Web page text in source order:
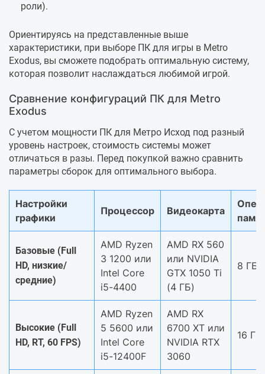
роли).
Ориентируясь на представленные выше
характеристики, при выборе ПК для игры в Metro
Exodus, вы сможете подобрать оптимальную систему,
которая позволит наслаждаться любимой игрой.
Сравнение конфигураций ПК для Metro
Exodus
С учетом мощности ПК для Метро Исход под разный
уровень настроек, стоимость системы может
отличаться в разы. Перед покупкой важно сравнить
параметры сборок для оптимального выбора.
Настройки
графики
Процессор Видеокарта
Базовые (Full
HD, низкие/
средние)
AMD Ryzen
3 1200 или
Intel Core
i5-4400
AMD RX 560
или NVIDIA
GTX 1050 Ti
(4 ГБ)
8 ГБ
Высокие (Full
HD, RT, 60 FPS)
AMD Ryzen
5 5600 или
Intel Core
i5-12400F
AMD RX
6700 XT или
NVIDIA RTX
3060
16 ГБ